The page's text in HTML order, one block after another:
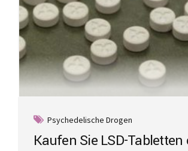
Psychedelische Drogen
Kaufen Sie LSD-